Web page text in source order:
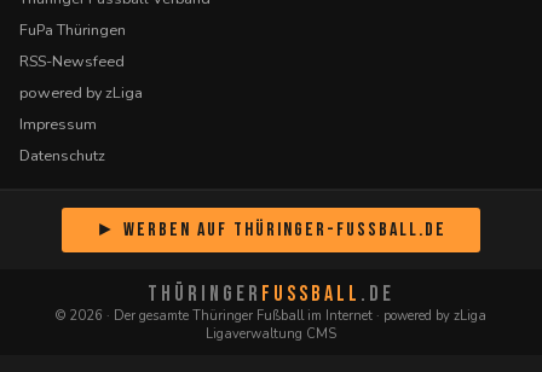
FuPa Thüringen
RSS-Newsfeed
powered by zLiga
Impressum
Datenschutz
► Werben auf Thüringer-Fussball.de
THÜRINGER FUSSBALL .DE
© 2026 · Der gesamte Thüringer Fußball im Internet · powered by zLiga
Ligaverwaltung CMS